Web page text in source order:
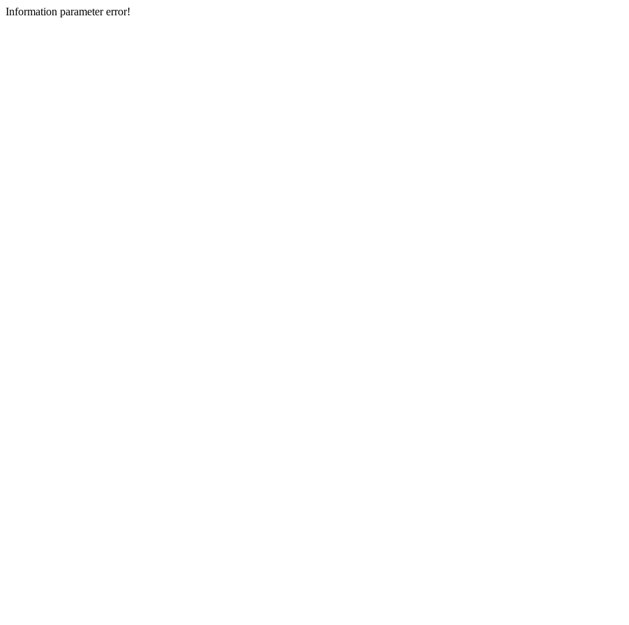
Information parameter error!